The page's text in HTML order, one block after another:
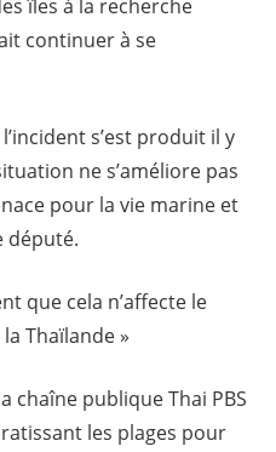
îles à la recherche
continuer à se
s’est produit il y
ne s’améliore pas
pour la vie marine et
député.
que cela n’affecte le
Thaïlande »
chaîne publique Thai PBS
les plages pour